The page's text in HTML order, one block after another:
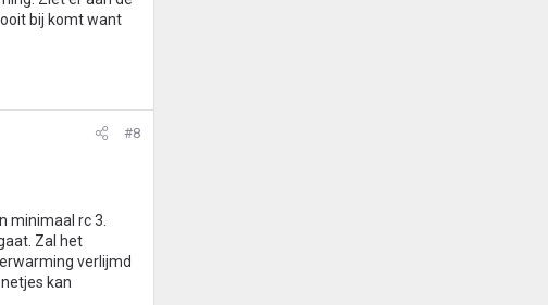
bij komt want
#8
minimaal rc 3.
Zal het
verlijmd
kan